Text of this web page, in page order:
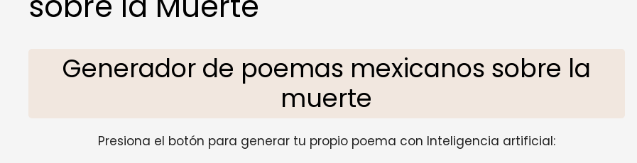
Generador de poemas mexicanos sobre la
muerte
Presiona el botón para generar tu propio poema con Inteligencia artificial: